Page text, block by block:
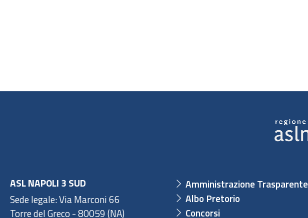
ASL NAPOLI 3 SUD
Sede legale: Via Marconi 66
Torre del Greco - 80059 (NA)
Amministrazione Trasparente
Albo Pretorio
Concorsi